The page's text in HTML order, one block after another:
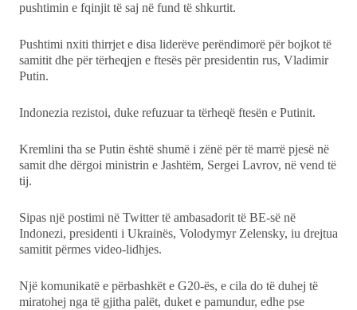
pushtimin e fqinjit të saj në fund të shkurtit.
Pushtimi nxiti thirrjet e disa liderëve perëndimorë për bojkot të
samitit dhe për tërheqjen e ftesës për presidentin rus, Vladimir
Putin.
Indonezia rezistoi, duke refuzuar ta tërheqë ftesën e Putinit.
Kremlini tha se Putin është shumë i zënë për të marrë pjesë në
samit dhe dërgoi ministrin e Jashtëm, Sergei Lavrov, në vend të
tij.
Sipas një postimi në Twitter të ambasadorit të BE-së në
Indonezi, presidenti i Ukrainës, Volodymyr Zelensky, iu drejtua
samitit përmes video-lidhjes.
Një komunikatë e përbashkët e G20-ës, e cila do të duhej të
miratohej nga të gjitha palët, duket e pamundur, edhe pse